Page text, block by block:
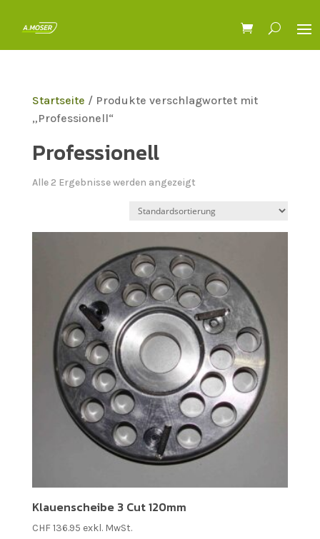
Startseite / Produkte verschlagwortet mit
„Professionell“
Professionell
Alle 2 Ergebnisse werden angezeigt
Klauenscheibe 3 Cut 120mm
CHF136.95 exkl. MwSt.